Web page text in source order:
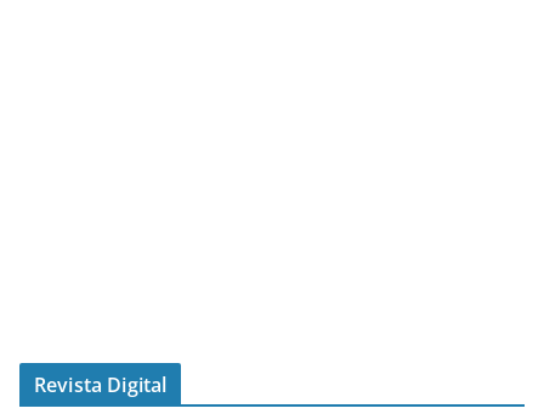
Revista Digital